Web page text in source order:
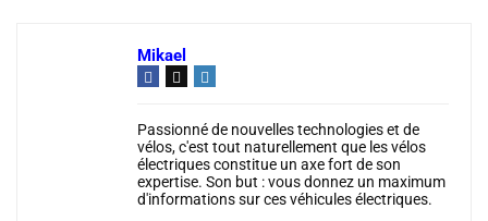
Mikael
Passionné de nouvelles technologies et de
vélos, c'est tout naturellement que les vélos
électriques constitue un axe fort de son
expertise. Son but : vous donnez un maximum
d'informations sur ces véhicules électriques.